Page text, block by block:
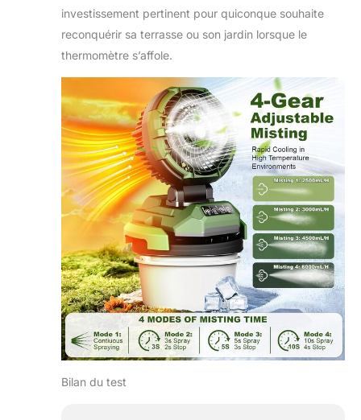
contrôlée par
réglage vertical
assurant une
couverture de
refroidissement
grand angle. Parfait
pour les jardins, les
patios ou le
camping, il répartit
uniformément la
brume fraîche et le
flux d'air, gardant
tout le monde frais
et confortable.
Remarque : après
réception de la
marchandise, il est
normal qu'il y ait
une petite quantité
d'eau à l'intérieur
investissement pertinent pour quiconque souhaite
reconquérir sa terrasse ou son jardin lorsque le
thermomètre s’affole.
Bilan du test